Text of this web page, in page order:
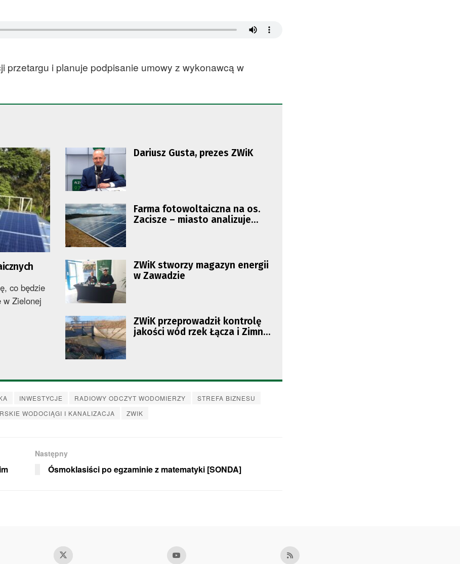
przetargu i planuje podpisanie umowy z wykonawcą w
co będzie
w Zielonej
Dariusz Gusta, prezes ZWiK
Farma fotowoltaiczna na os.
Zacisze – miasto analizuje
ZWiK stworzy magazyn energii
w Zawadzie
ZWiK przeprowadził kontrolę
jakości wód rzek Łącza i Zimny
INWESTYCJE RADIOWY ODCZYT WODOMIERZY
STREFA BIZNESU
WODOCIĄGI I KANALIZACJA ZWIK
Następny
Ósmoklasiści po egzaminie z matematyki [SONDA]